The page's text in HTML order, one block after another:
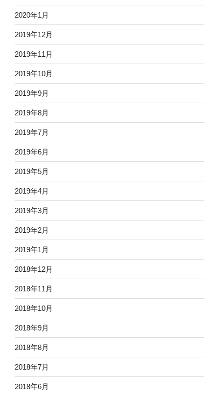
2020年1月
2019年12月
2019年11月
2019年10月
2019年9月
2019年8月
2019年7月
2019年6月
2019年5月
2019年4月
2019年3月
2019年2月
2019年1月
2018年12月
2018年11月
2018年10月
2018年9月
2018年8月
2018年7月
2018年6月